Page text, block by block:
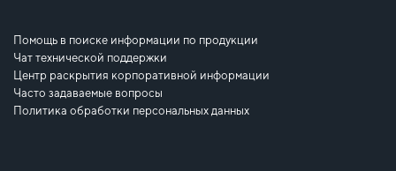
Помощь в поиске информации по продукции
Чат технической поддержки
Центр раскрытия корпоративной информации
Часто задаваемые вопросы
Политика обработки персональных данных